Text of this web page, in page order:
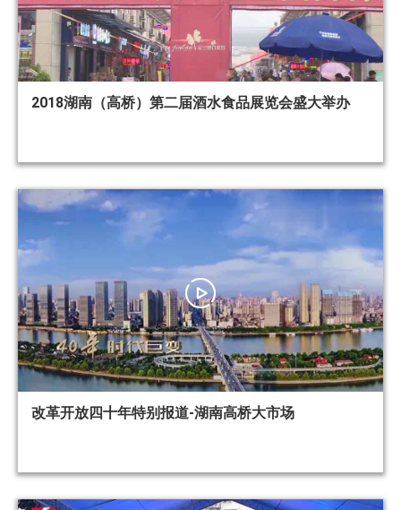
2018湖南（高桥）第二届酒水食品展览会盛大举办
改革开放四十年特别报道-湖南高桥大市场